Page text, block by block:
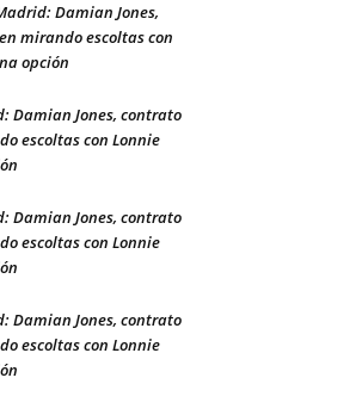
Damian Jones,
mirando escoltas con
opción
Damian Jones, contrato
escoltas con Lonnie
Damian Jones, contrato
escoltas con Lonnie
Damian Jones, contrato
escoltas con Lonnie